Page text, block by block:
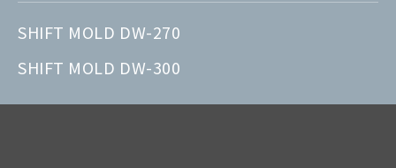
SHIFT MOLD DW-270
SHIFT MOLD DW-300